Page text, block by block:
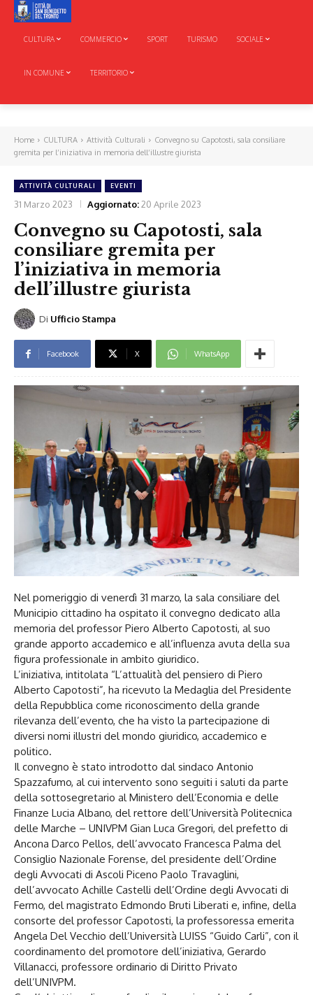
CULTURA COMMERCIO SPORT TURISMO SOCIALE
IN COMUNE TERRITORIO
Home CULTURA Attività Culturali
Convegno su Capotosti, sala consiliare
gremita per l’iniziativa in memoria dell’illustre giurista
ATTIVITÀ CULTURALI EVENTI
31 Marzo 2023 Aggiornato: 20 Aprile 2023
Convegno su Capotosti, sala
consiliare gremita per
l’iniziativa in memoria
dell’illustre giurista
Di Ufficio Stampa
Facebook X WhatsApp
Nel pomeriggio di venerdì 31 marzo, la sala consiliare del
Municipio cittadino ha ospitato il convegno dedicato alla
memoria del professor Piero Alberto Capotosti, al suo
grande apporto accademico e all’influenza avuta della sua
figura professionale in ambito giuridico.
L’iniziativa, intitolata “L’attualità del pensiero di Piero
Alberto Capotosti”, ha ricevuto la Medaglia del Presidente
della Repubblica come riconoscimento della grande
rilevanza dell’evento, che ha visto la partecipazione di
diversi nomi illustri del mondo giuridico, accademico e
politico.
Il convegno è stato introdotto dal sindaco Antonio
Spazzafumo, al cui intervento sono seguiti i saluti da parte
della sottosegretario al Ministero dell’Economia e delle
Finanze Lucia Albano, del rettore dell’Università Politecnica
delle Marche – UNIVPM Gian Luca Gregori, del prefetto di
Ancona Darco Pellos, dell’avvocato Francesca Palma del
Consiglio Nazionale Forense, del presidente dell’Ordine
degli Avvocati di Ascoli Piceno Paolo Travaglini,
dell’avvocato Achille Castelli dell’Ordine degli Avvocati di
Fermo, del magistrato Edmondo Bruti Liberati e, infine, della
consorte del professor Capotosti, la professoressa emerita
Angela Del Vecchio dell’Università LUISS “Guido Carli”, con il
coordinamento del promotore dell’iniziativa, Gerardo
Villanacci, professore ordinario di Diritto Privato
dell’UNIVPM.